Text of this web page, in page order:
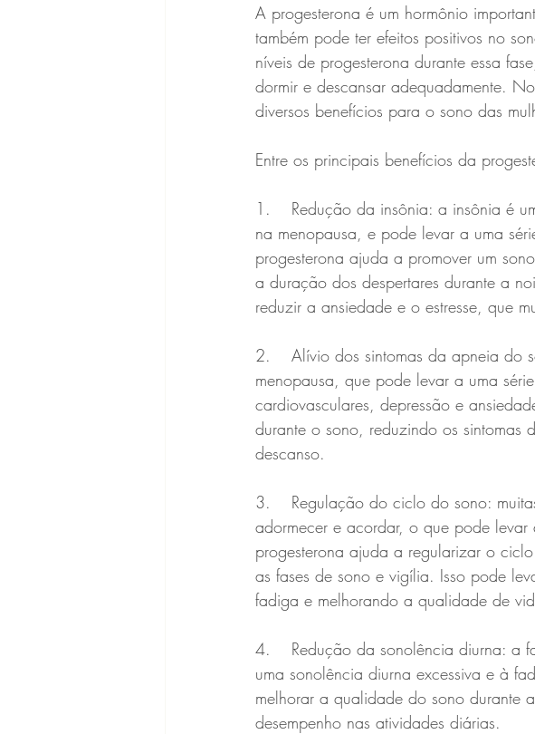
A progesterona é um hormônio
também pode ter efeitos positivos no
níveis de progesterona durante essa
dormir e descansar adequadamente.
diversos benefícios para o sono das
Entre os principais benefícios da
1.	Redução da insônia: a insônia é um dos sintomas mais comuns relatados pelas mulheres
na menopausa, e pode levar a uma
progesterona ajuda a promover um
a duração dos despertares durante a
reduzir a ansiedade e o estresse, que
2.	Alívio dos sintomas da apneia do sono: a apneia do sono é um distúrbio comum na
menopausa, que pode levar a uma
cardiovasculares, depressão e
durante o sono, reduzindo os
descanso.
3.	Regulação do ciclo do sono: muitas mulheres na menopausa relatam dificuldades para
adormecer e acordar, o que pode
progesterona ajuda a regularizar o
as fases de sono e vigília. Isso pode
fadiga e melhorando a qualidade de
4.	Redução da sonolência diurna: a falta de sono restaurador durante a noite pode levar a
uma sonolência diurna excessiva e à
melhorar a qualidade do sono durante
desempenho nas atividades diárias.